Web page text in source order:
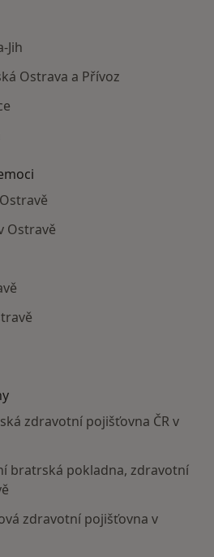
Jih
Ostrava a Přívoz
Ostravě
zdravotní pojišťovna ČR v
bratrská pokladna, zdravotní
zdravotní pojišťovna v